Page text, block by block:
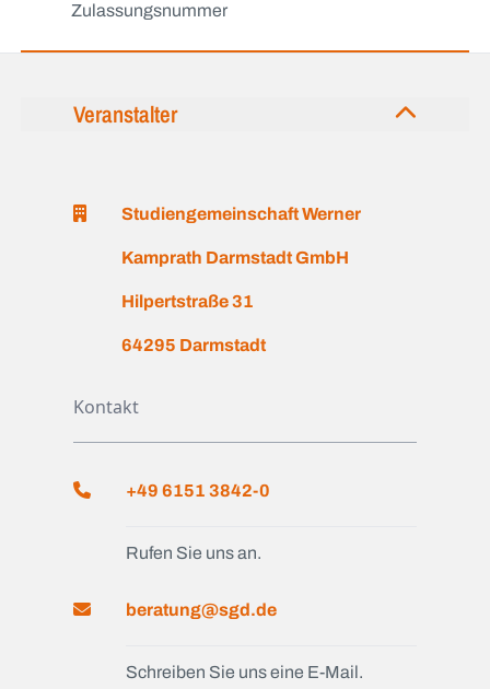
Zulassungsnummer
Veranstalter
Studiengemeinschaft Werner
Kamprath Darmstadt GmbH
Hilpertstraße 31
64295 Darmstadt
Kontakt
+49 6151 3842-0
Rufen Sie uns an.
beratung@sgd.de
Schreiben Sie uns eine E-Mail.